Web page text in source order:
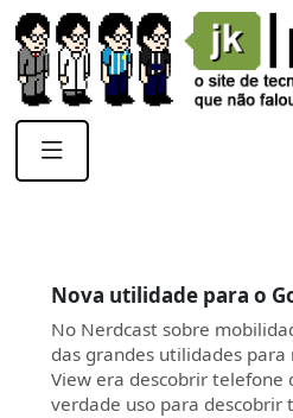
Nova utilidade para o
No Nerdcast sobre
das grandes utilidades
View era descobrir telefone
verdade uso para descobrir